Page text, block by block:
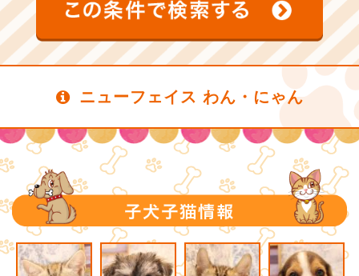
ニューフェイス わん・にゃん